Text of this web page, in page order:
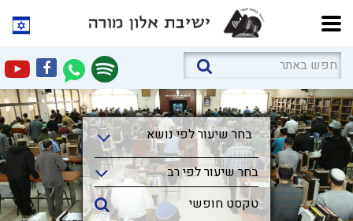
בחר שיעור לפי נושא
בחר שיעור לפי נושא
בחר שיעור לפי רב